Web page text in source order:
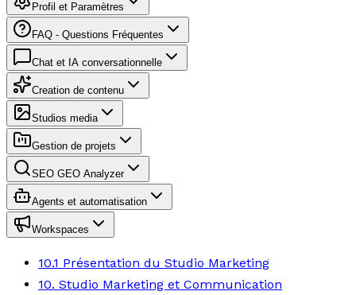
Profil et Paramètres
FAQ - Questions Fréquentes
Chat et IA conversationnelle
Creation de contenu
Studios media
Gestion de projets
SEO GEO Analyzer
Agents et automatisation
Workspaces
10.1 Présentation du Studio Marketing
10. Studio Marketing et Communication